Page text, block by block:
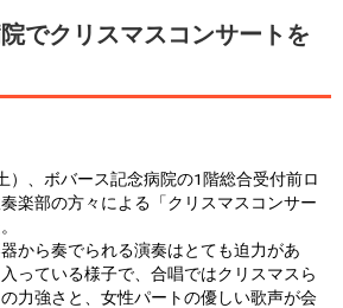
でクリスマスコンサートを
、ボバース記念病院の1階総合受付前ロ
楽部の方々による「クリスマスコンサー
から奏でられる演奏はとても迫力があ
っている様子で、合唱ではクリスマスら
力強さと、女性パートの優しい歌声が会